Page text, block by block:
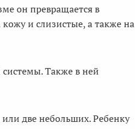
он превращается в
и слизистые, а также на
Также в ней
или две небольших. Ребенку